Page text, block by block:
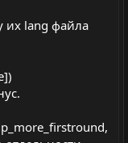
их lang файла